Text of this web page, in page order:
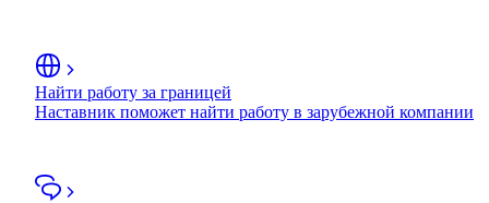
Найти работу за границей
Наставник поможет найти работу в зарубежной компании